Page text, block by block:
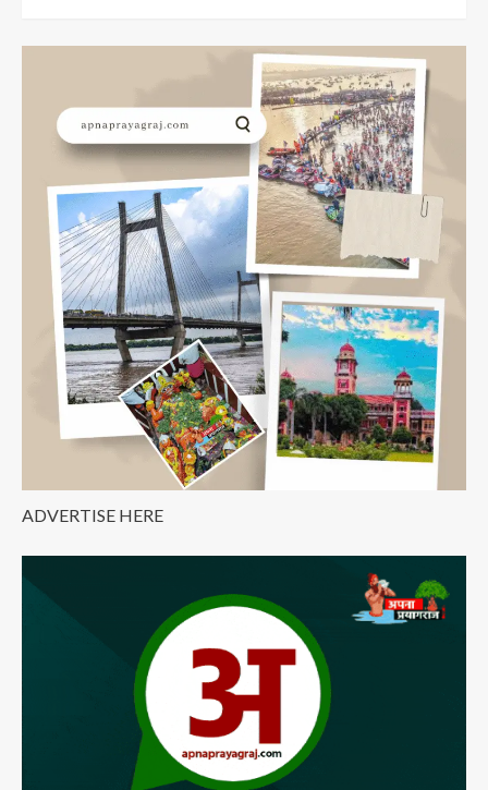
पर,संगम
जाने
लगा
खाली
Air
2023:
ड्रोन
या
उड़ाई
तो
खैर
नहीं
हो
सकती
है
जेल!
ADVERTISE HERE